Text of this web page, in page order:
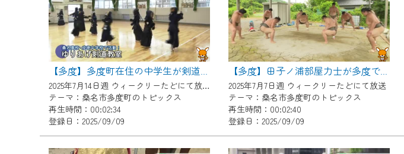
【多度】多度町在住の中学生が剣道で全国へ
2025年7月14日週 ウィークリーたどにて放送
テーマ：桑名市多度町のトピックス
再生時間：00:02:34
登録日：2025/09/09
【多度】田子ノ浦部屋力士が多度で合宿
2025年7月7日週 ウィークリーたどにて放送
テーマ：桑名市多度町のトピックス
再生時間：00:02:40
登録日：2025/09/09
※マイページへのログインには、MyIDが必要となります。
※MyIDとは、CCNet Web TVを含むCCNetの各種サービスを
IDはお客様が使っているメールアドレスで設定できます。
（GmailやYahooなどのフリーメールアドレスでも作成可能で
※マイページへのログイン・MyIDの新規登録はこちらから
※CCNetアプリをご利用中の方は引き続きご視聴いただけま
＜メンテナンス情報＞
CCNetWebTVのリニューアルにともないメンテナンス作業を予